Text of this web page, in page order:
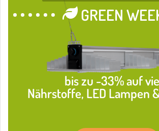
GREEN
bis zu -33% auf
Nährstoffe, LED Lampen